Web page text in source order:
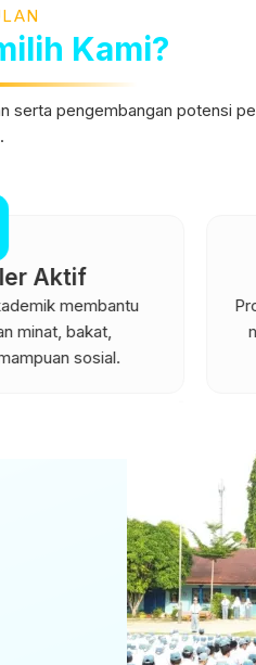
Kami?
serta pengembangan potensi
Aktif
membantu
minat, bakat,
sosial.